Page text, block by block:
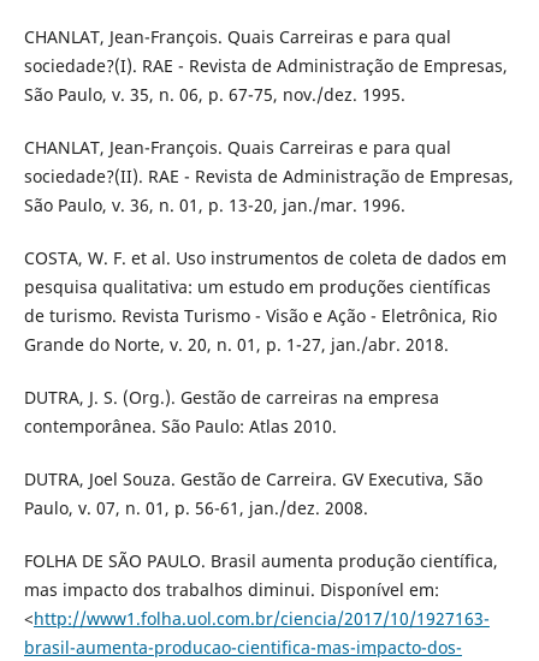
CHANLAT, Jean-François. Quais Carreiras e para qual
sociedade?(I). RAE - Revista de Administração de Empresas,
São Paulo, v. 35, n. 06, p. 67-75, nov./dez. 1995.
CHANLAT, Jean-François. Quais Carreiras e para qual
sociedade?(II). RAE - Revista de Administração de Empresas,
São Paulo, v. 36, n. 01, p. 13-20, jan./mar. 1996.
COSTA, W. F. et al. Uso instrumentos de coleta de dados em
pesquisa qualitativa: um estudo em produções científicas
de turismo. Revista Turismo - Visão e Ação - Eletrônica, Rio
Grande do Norte, v. 20, n. 01, p. 1-27, jan./abr. 2018.
DUTRA, J. S. (Org.). Gestão de carreiras na empresa
contemporânea. São Paulo: Atlas 2010.
DUTRA, Joel Souza. Gestão de Carreira. GV Executiva, São
Paulo, v. 07, n. 01, p. 56-61, jan./dez. 2008.
FOLHA DE SÃO PAULO. Brasil aumenta produção científica,
mas impacto dos trabalhos diminui. Disponível em:
<http://www1.folha.uol.com.br/ciencia/2017/10/1927163-
brasil-aumenta-producao-cientifica-mas-impacto-dos-